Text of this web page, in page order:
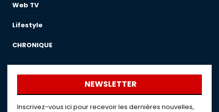
Web TV
Lifestyle
CHRONIQUE
NEWSLETTER
Inscrivez-vous ici pour recevoir les dernières nouvelles,